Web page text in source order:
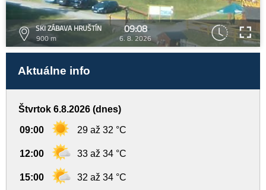
SKI ZÁBAVA HRUŠTÍN
900 m
09:08
6. 8. 2026
Aktuálne info
Štvrtok 6.8.2026 (dnes)
09:00 29 až 32 °C
12:00 33 až 34 °C
15:00 32 až 34 °C